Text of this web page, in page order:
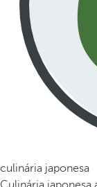
culinária japonesa